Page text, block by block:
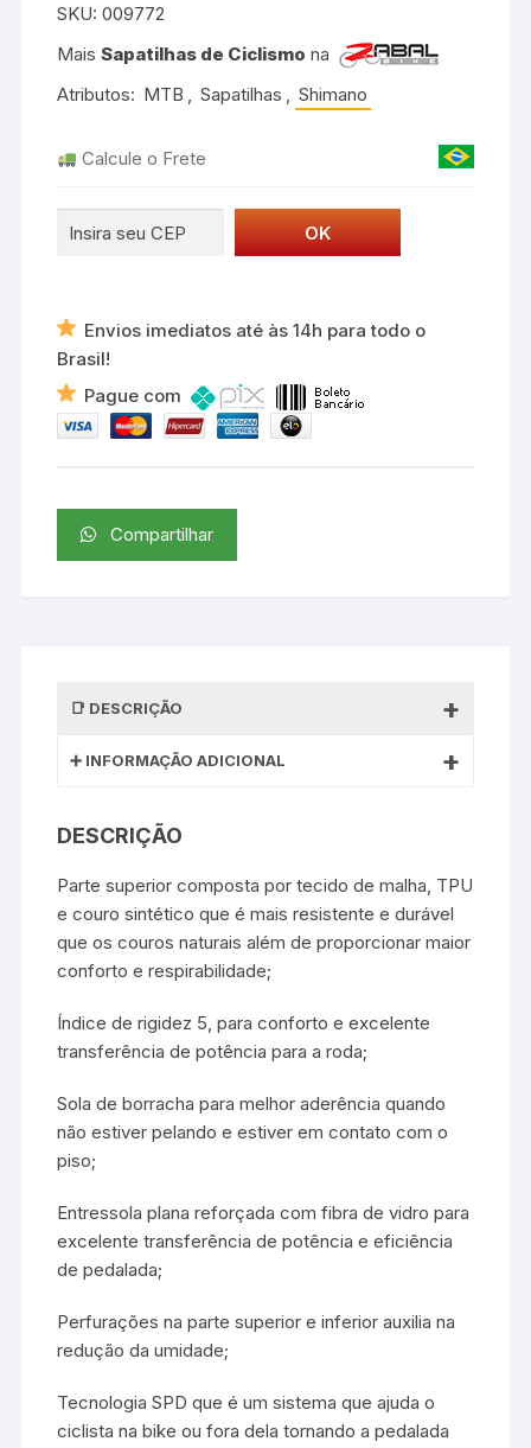
SH-
XC300
EU
Preto
SKU:009772
MaisSapatilhas de Ciclismo na
Atributos: MTB , Sapatilhas , Shimano
Calcule o Frete
Envios imediatos até às 14h para todo o
Brasil!
Pague com
Compartilhar
DESCRIÇÃO
INFORMAÇÃO ADICIONAL
DESCRIÇÃO
Parte superior composta por tecido de malha, TPU
e couro sintético que é mais resistente e durável
que os couros naturais além de proporcionar maior
conforto e respirabilidade;
Índice de rigidez 5, para conforto e excelente
transferência de potência para a roda;
Sola de borracha para melhor aderência quando
não estiver pelando e estiver em contato com o
piso;
Entressola plana reforçada com fibra de vidro para
excelente transferência de potência e eficiência
de pedalada;
Perfurações na parte superior e inferior auxilia na
redução da umidade;
Tecnologia SPD que é um sistema que ajuda o
ciclista na bike ou fora dela tornando a pedalada